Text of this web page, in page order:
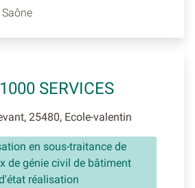
SERVICES
25480, Ecole-valentin
en sous-traitance de
de génie civil de bâtiment
réalisation